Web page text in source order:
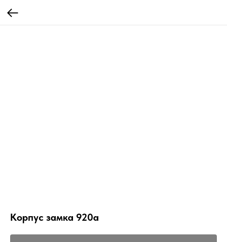
Корпус замка 920a